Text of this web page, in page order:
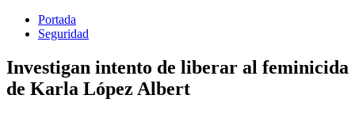
Portada
Seguridad
Investigan intento de liberar al feminicida
de Karla López Albert